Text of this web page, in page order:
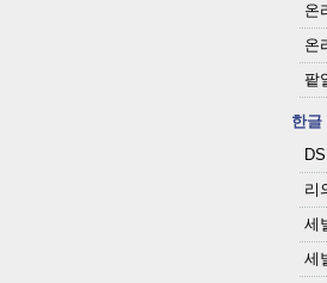
온
온
팥
한글
리
세
세